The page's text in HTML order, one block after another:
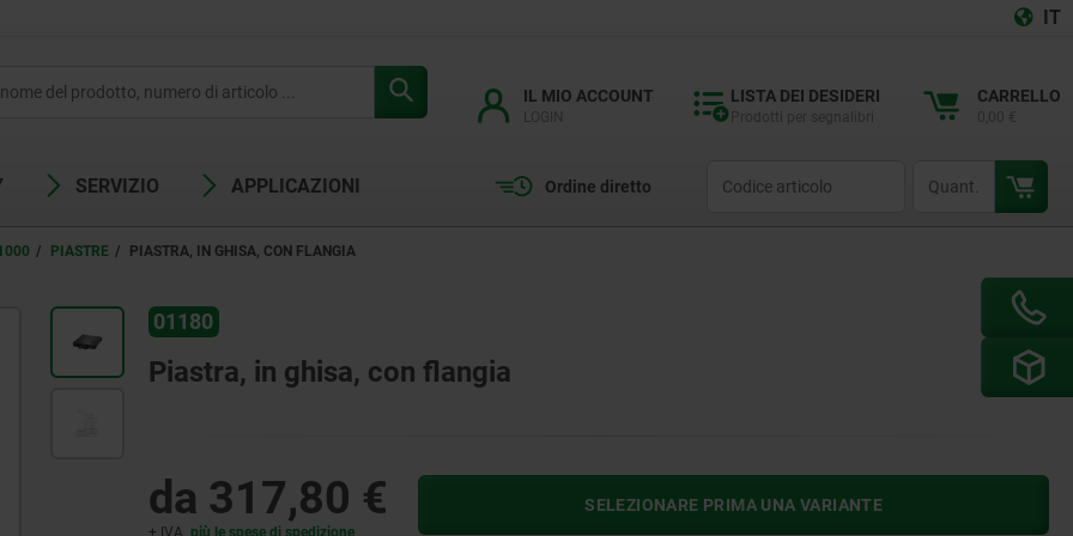
IT
IL MIO ACCOUNT LISTA DEI DESIDERI CARRELLO
SERVIZIO APPLICAZIONI Ordine diretto
PIASTRE PIASTRA, IN GHISA, CON FLANGIA
01180
Piastra, in ghisa, con flangia
da 317,80 € SELEZIONARE PRIMA UNA VARIANTE